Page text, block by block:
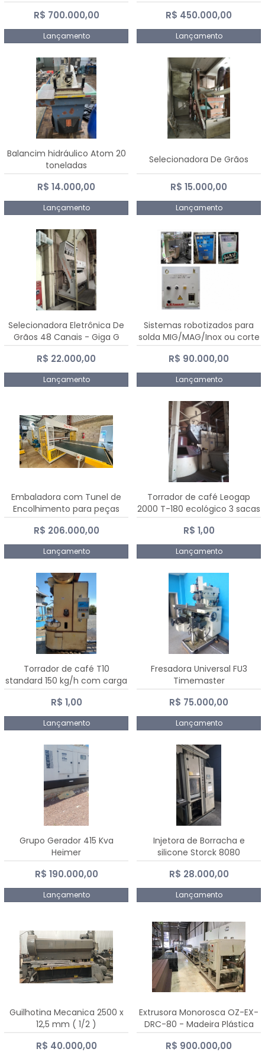
R$ 700.000,00
Lançamento
R$ 450.000,00
Lançamento
Balancim hidráulico Atom 20
toneladas
R$ 14.000,00
Lançamento
Selecionadora De Grãos
R$ 15.000,00
Lançamento
Selecionadora Eletrônica De
Grãos 48 Canais - Giga G
10000
R$ 22.000,00
Lançamento
Sistemas robotizados para
solda MIG/MAG/Inox ou corte
plasma
R$ 90.000,00
Lançamento
Embaladora com Tunel de
Encolhimento para peças
grandes portas janelas -
Dalmak
R$ 206.000,00
Lançamento
Torrador de café Leogap
2000 T-180 ecológico 3 sacas
de carga 540 kg/h
R$ 1,00
Lançamento
Torrador de café T10
standard 150 kg/h com carga
de 10 kg
R$ 1,00
Lançamento
Fresadora Universal FU3
Timemaster
R$ 75.000,00
Lançamento
Grupo Gerador 415 Kva
Heimer
R$ 190.000,00
Lançamento
Injetora de Borracha e
silicone Storck 8080
R$ 28.000,00
Lançamento
Guilhotina Mecanica 2500 x
12,5 mm ( 1/2 )
R$ 40.000,00
Extrusora Monorosca OZ-EX-
DRC-80 - Madeira Plástica
R$ 900.000,00